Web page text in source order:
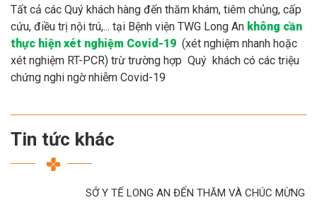
Tất cả các Quý khách hàng đến thăm khám, tiêm chủng, cấp
cứu, điều trị nội trú,... tại Bệnh viện TWG Long An không cần
thực hiện xét nghiệm Covid-19 (xét nghiệm nhanh hoặc
xét nghiệm RT-PCR) trừ trường hợp Quý khách có các triệu
chứng nghi ngờ nhiễm Covid-19
Tin tức khác
SỞ Y TẾ LONG AN ĐẾN THĂM VÀ CHÚC MỪNG